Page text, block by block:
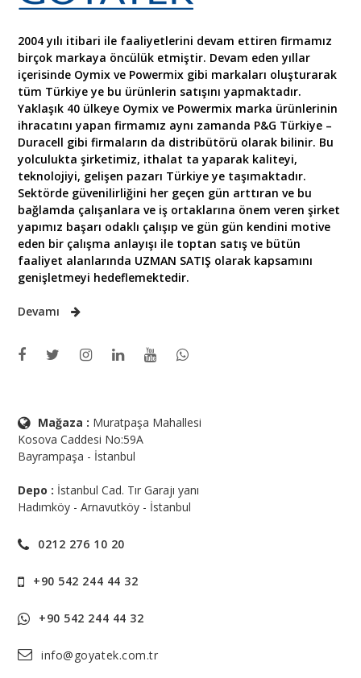
2004 yılı itibari ile faaliyetlerini devam ettiren firmamız
birçok markaya öncülük etmiştir. Devam eden yıllar
içerisinde Oymix ve Powermix gibi markaları oluşturarak
tüm Türkiye ye bu ürünlerin satışını yapmaktadır.
Yaklaşık 40 ülkeye Oymix ve Powermix marka ürünlerinin
ihracatını yapan firmamız aynı zamanda P&G Türkiye –
Duracell gibi firmaların da distribütörü olarak bilinir. Bu
yolculukta şirketimiz, ithalat ta yaparak kaliteyi,
teknolojiyi, gelişen pazarı Türkiye ye taşımaktadır.
Sektörde güvenilirliğini her geçen gün arttıran ve bu
bağlamda çalışanlara ve iş ortaklarına önem veren şirket
yapımız başarı odaklı çalışıp ve gün gün kendini motive
eden bir çalışma anlayışı ile toptan satış ve bütün
faaliyet alanlarında UZMAN SATIŞ olarak kapsamını
genişletmeyi hedeflemektedir.
Devamı
Mağaza : Muratpaşa Mahallesi
Kosova Caddesi No:59A
Bayrampaşa - İstanbul
Depo : İstanbul Cad. Tır Garajı yanı
Hadımköy - Arnavutköy - İstanbul
0212 276 10 20
+90 542 244 44 32
+90 542 244 44 32
info@goyatek.com.tr